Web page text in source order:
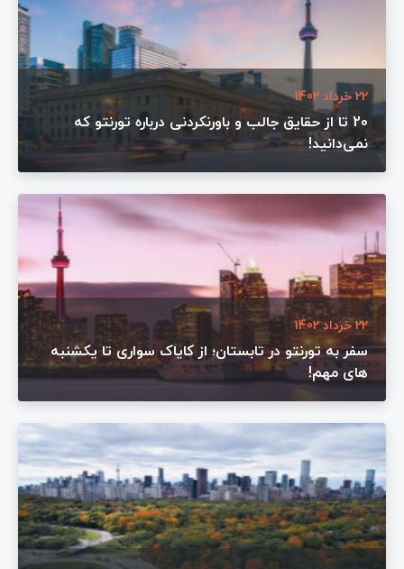
22 خرداد 1402
20 تا از حقایق جالب و باورنکردنی درباره تورنتو که
نمی‌دانید!
22 خرداد 1402
سفر به تورنتو در تابستان؛ از کایاک سواری تا یکشنبه
های مهم!